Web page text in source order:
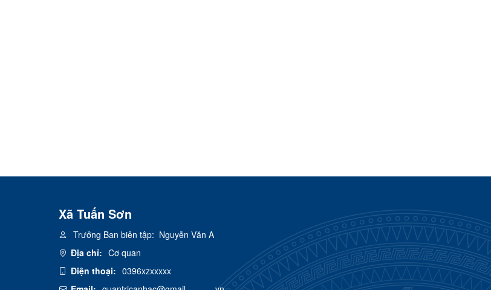
Xã Tuấn Sơn
Trưởng Ban biên tập: Nguyễn Văn A
Địa chỉ: Cơ quan
Điện thoại: 0396xzxxxxx